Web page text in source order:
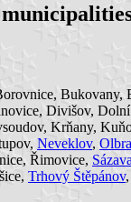
Bukovany,
Divišov,
Krňany,
Neveklov,
Řimovice, Sázava
Trhový Štěpánov,